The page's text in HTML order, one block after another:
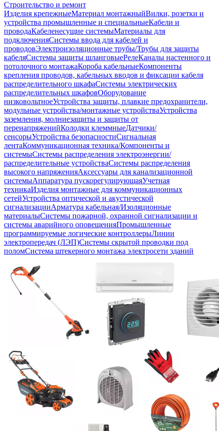
Строительство и ремонт
Изделия крепежныеМатериал монтажныйВилки, розетки и
устройства промышленные и специальныеКабели и
проводаКабеленесущие системыМатериалы для
подключенияСистемы ввода для кабелей и
проводовЭлектроизоляционные трубы/Трубы для защиты
кабеляСистемы защиты шланговыеРелеКаналы настенного и
потолочного монтажаКороба кабельныеКомпоненты
крепления проводов, кабельных вводов и фиксации кабеля
распределительного шкафаСистемы электрических
распределительных шкафовОборудование
низковольтноеУстройства защиты, плавкие предохранители,
модульные устройства/монтажные устройстваУстройства
заземления, молниезащиты и защиты от
перенапряженийКолодки клеммныеДатчики/
сенсорыУстройства безопасностиСигнальная
лентаКоммуникационная техника/Компоненты и
системыСистемы распределения электроэнергии/
распределительные устройстваСистемы распределения
высокого напряженияАксессуары для канализационной
системыАппаратура пускорегулирующаяУчетная
техникаИзделия монтажные для коммуникационных
сетейУстройства оптической и акустической
сигнализацииАрматура кабельная/Изоляционные
материалыСистемы пожарной, охранной сигнализации и
системы аварийного оповещенияПромышленные
программируемые логические контроллерыЛинии
электропередач (ЛЭП)Системы скрытой проводки под
поломСистема штекерного монтажа электросети зданий